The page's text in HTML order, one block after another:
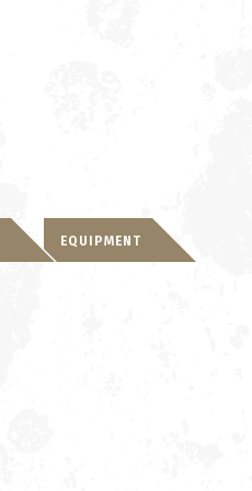
EQUIPMENT